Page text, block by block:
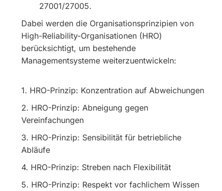
27001/27005.
Dabei werden die Organisationsprinzipien von
High-Reliability-Organisationen (HRO)
berücksichtigt, um bestehende
Managementsysteme weiterzuentwickeln:
1. HRO-Prinzip: Konzentration auf Abweichungen
2. HRO-Prinzip: Abneigung gegen
Vereinfachungen
3. HRO-Prinzip: Sensibilität für betriebliche
Abläufe
4. HRO-Prinzip: Streben nach Flexibilität
5. HRO-Prinzip: Respekt vor fachlichem Wissen